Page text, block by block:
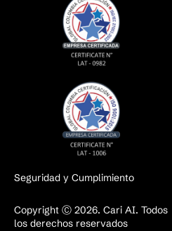
Seguridad y Cumplimiento
Copyright Ⓒ 2026. Cari AI. Todos
los derechos reservados